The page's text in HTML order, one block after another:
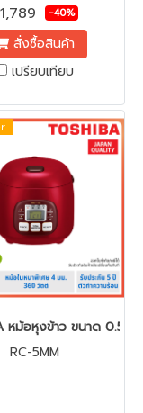
-40%
สั่งซื้อสินค้า
เปรียบเทียบ
รุ่น TL2-
หม้อหุงข้าว ขนาด 0.5 ลิ
RC-5MM